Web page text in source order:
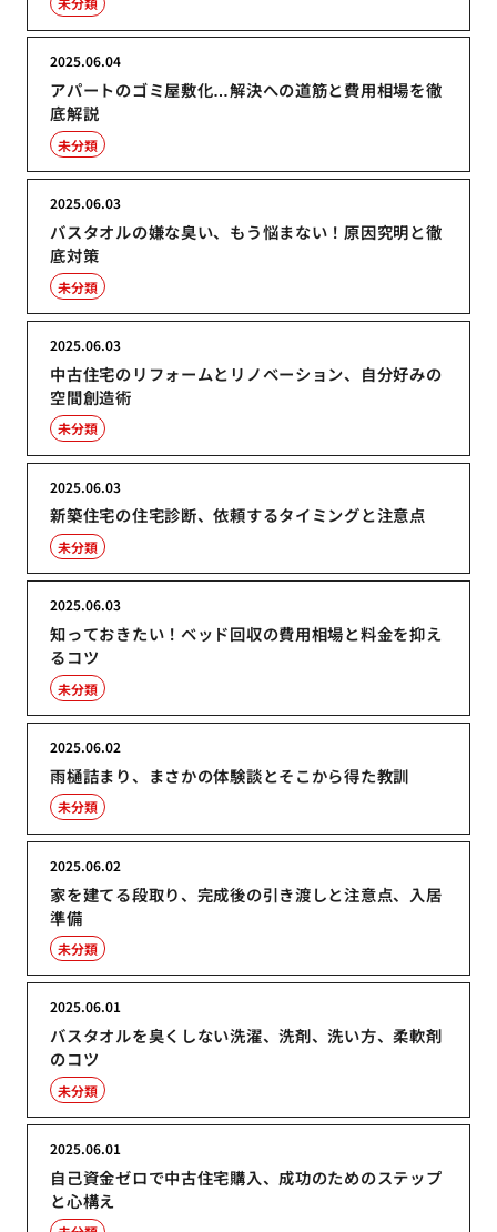
アパートのゴミ屋敷化…解決への道筋と費用相場を徹
底解説
2025.06.04
未分類
バスタオルの嫌な臭い、もう悩まない！原因究明と徹
底対策
2025.06.03
未分類
中古住宅のリフォームとリノベーション、自分好みの
空間創造術
2025.06.03
未分類
新築住宅の住宅診断、依頼するタイミングと注意点
2025.06.03
未分類
知っておきたい！ベッド回収の費用相場と料金を抑え
るコツ
2025.06.03
未分類
雨樋詰まり、まさかの体験談とそこから得た教訓
2025.06.02
未分類
家を建てる段取り、完成後の引き渡しと注意点、入居
準備
2025.06.02
未分類
バスタオルを臭くしない洗濯、洗剤、洗い方、柔軟剤
のコツ
2025.06.01
未分類
自己資金ゼロで中古住宅購入、成功のためのステップ
と心構え
2025.06.01